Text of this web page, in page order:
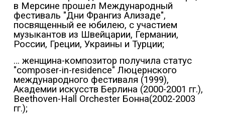
в Мерсине прошел Международный
фестиваль "Дни Франгиз Ализаде",
посвященный ее юбилею, с участием
музыкантов из Швейцарии, Германии,
России, Греции, Украины и Турции;
… женщина-композитор получила статус
"composer-in-residence" Люцернского
международного фестиваля (1999),
Академии искусств Берлина (2000-2001 гг.),
Beethoven-Hall Orchester Бонна(2002-2003
гг.);